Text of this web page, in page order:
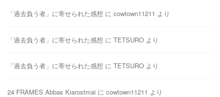
「過去負う者」に寄せられた感想 に cowtown11211 より
「過去負う者」に寄せられた感想 に TETSURO より
「過去負う者」に寄せられた感想 に TETSURO より
24 FRAMES Abbas Kiarostmai に cowtown11211 より